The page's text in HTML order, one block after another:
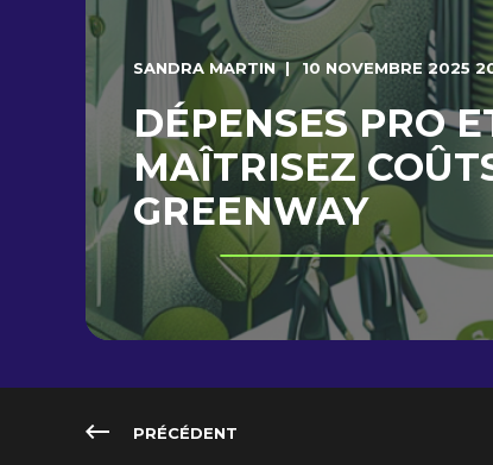
SANDRA MARTIN 10 NOVEMBRE 2025
DÉPENSES PRO
MAÎTRISEZ
GREENWAY
PRÉCÉDENT